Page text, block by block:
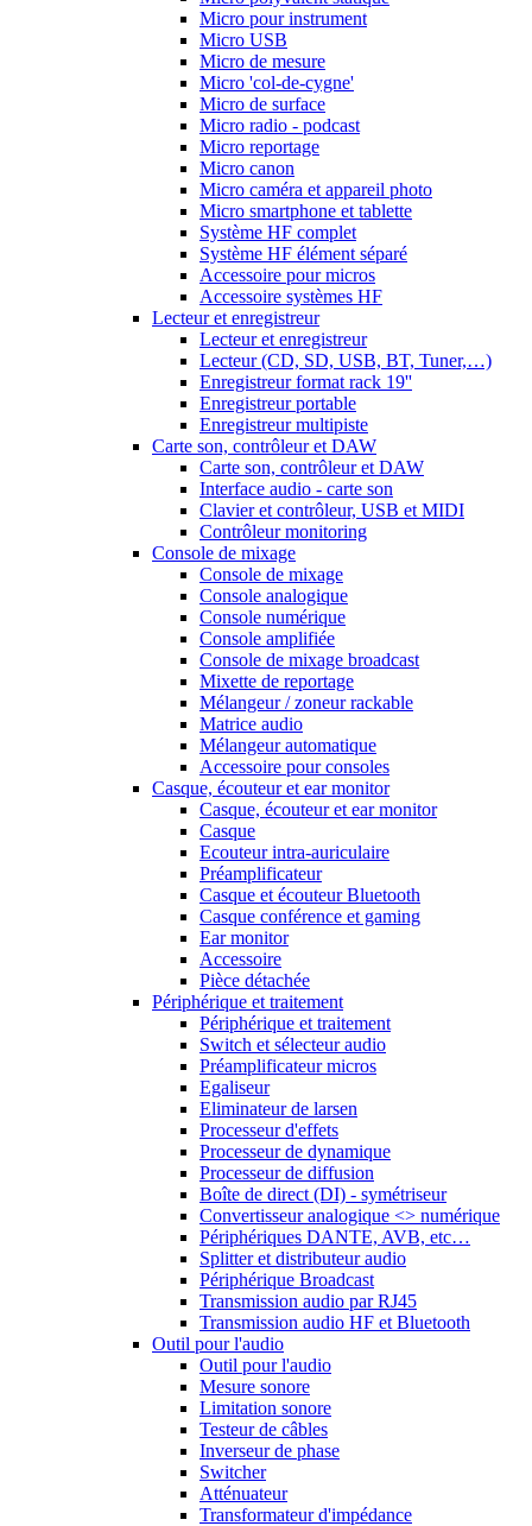
Micro pour instrument
Micro USB
Micro de mesure
Micro 'col-de-cygne'
Micro de surface
Micro radio - podcast
Micro reportage
Micro canon
Micro caméra et appareil photo
Micro smartphone et tablette
Système HF complet
Système HF élément séparé
Accessoire pour micros
Accessoire systèmes HF
Lecteur et enregistreur
Lecteur et enregistreur
Lecteur (CD, SD, USB, BT, Tuner,…)
Enregistreur format rack 19''
Enregistreur portable
Enregistreur multipiste
Carte son, contrôleur et DAW
Carte son, contrôleur et DAW
Interface audio - carte son
Clavier et contrôleur, USB et MIDI
Contrôleur monitoring
Console de mixage
Console de mixage
Console analogique
Console numérique
Console amplifiée
Console de mixage broadcast
Mixette de reportage
Mélangeur / zoneur rackable
Matrice audio
Mélangeur automatique
Accessoire pour consoles
Casque, écouteur et ear monitor
Casque, écouteur et ear monitor
Casque
Ecouteur intra-auriculaire
Préamplificateur
Casque et écouteur Bluetooth
Casque conférence et gaming
Ear monitor
Accessoire
Pièce détachée
Périphérique et traitement
Périphérique et traitement
Switch et sélecteur audio
Préamplificateur micros
Egaliseur
Eliminateur de larsen
Processeur d'effets
Processeur de dynamique
Processeur de diffusion
Boîte de direct (DI) - symétriseur
Convertisseur analogique <> numérique
Périphériques DANTE, AVB, etc…
Splitter et distributeur audio
Périphérique Broadcast
Transmission audio par RJ45
Transmission audio HF et Bluetooth
Outil pour l'audio
Outil pour l'audio
Mesure sonore
Limitation sonore
Testeur de câbles
Inverseur de phase
Switcher
Atténuateur
Transformateur d'impédance